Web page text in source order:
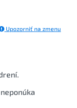
Upozorniť na zmenu